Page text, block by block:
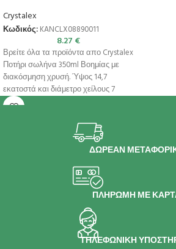
Crystalex
Κωδικός: KANCLX08890011
8.27 €
Βρείτε όλα τα προϊόντα απο Crystalex
Ποτήρι σωλήνα 350ml Βοημίας με
διακόσμηση χρυσή. Ύψος 14,7
εκατοστά και διάμετρο χείλους 7
ΔΩΡΕΑΝ
ΠΛΗΡΩΜΗ ΜΕ
ΤΗΛΕΦΩΝΙΚΗ